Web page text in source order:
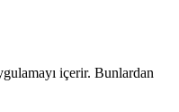
içerir. Bunlardan